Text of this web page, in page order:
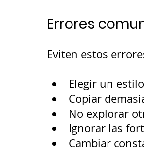
Errores
Eviten estos
Elegir un
Copiar
No explorar
Ignorar las
Cambiar